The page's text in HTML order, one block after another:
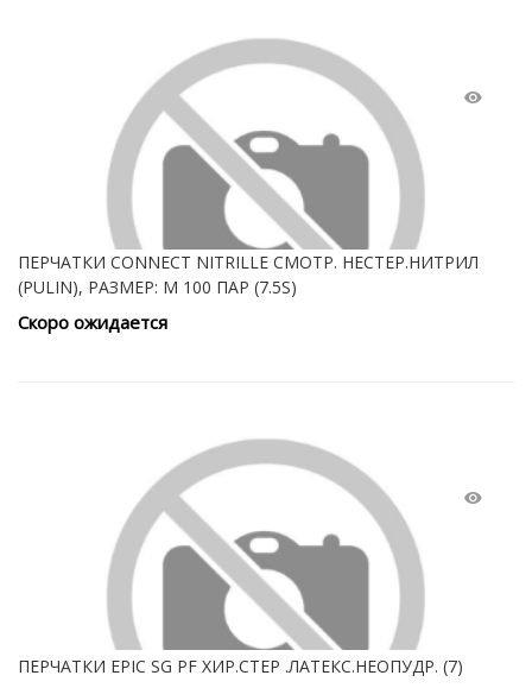
ПЕРЧАТКИ CONNECT NITRILLE СМОТР. НЕСТЕР.НИТРИЛ
(PULIN), РАЗМЕР: M 100 ПАР (7.5S)
Скоро ожидается
ПЕРЧАТКИ EPIC SG PF ХИР.СТЕР .ЛАТЕКС.НЕОПУДР. (7)